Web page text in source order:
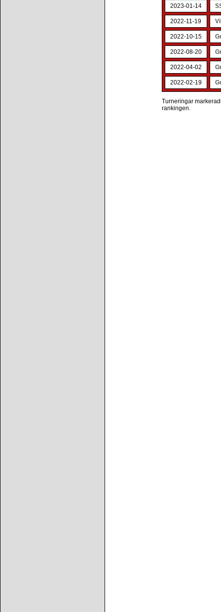
2023-01-14
2022-11-19
2022-10-15
2022-08-20
2022-04-02
2022-02-19
Turneringar
rankingen.